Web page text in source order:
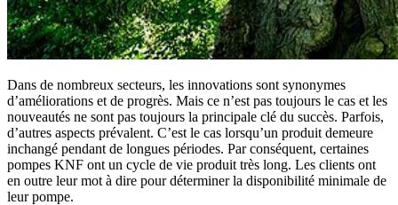
Dans de nombreux secteurs, les innovations sont synonymes
d’améliorations et de progrès. Mais ce n’est pas toujours le cas et les
nouveautés ne sont pas toujours la principale clé du succès. Parfois,
d’autres aspects prévalent. C’est le cas lorsqu’un produit demeure
inchangé pendant de longues périodes. Par conséquent, certaines
pompes KNF ont un cycle de vie produit très long. Les clients ont
en outre leur mot à dire pour déterminer la disponibilité minimale de
leur pompe.